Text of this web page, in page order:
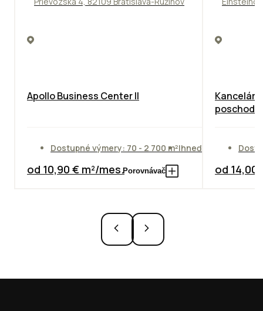
Apollo Business Center II
Dostupné výmery: 70 - 2 700 m²Ihneď
od 10,90 € m²/mes.Porovnávač
poschodie
od 14,00